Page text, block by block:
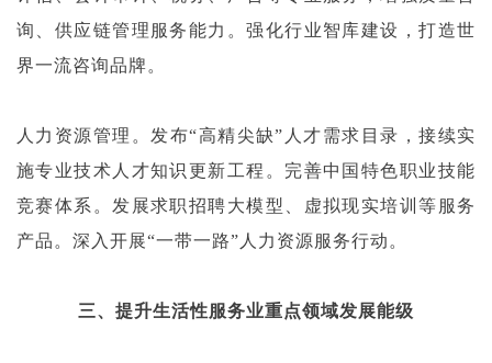
询、供应链管理服务能力。强化行业智库建设，打造世
界一流咨询品牌。
人力资源管理。发布“高精尖缺”人才需求目录，接续实
施专业技术人才知识更新工程。完善中国特色职业技能
竞赛体系。发展求职招聘大模型、虚拟现实培训等服务
产品。深入开展“一带一路”人力资源服务行动。
三、提升生活性服务业重点领域发展能级